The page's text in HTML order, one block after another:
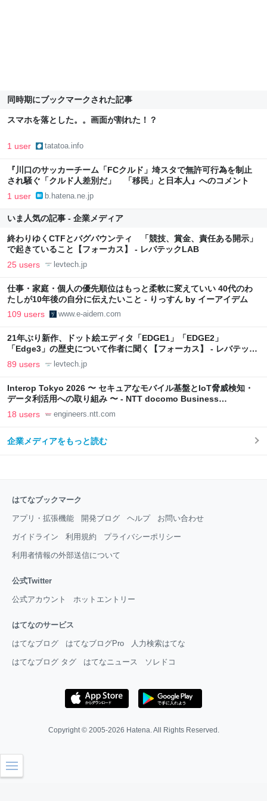
同時期にブックマークされた記事
スマホを落とした。。画面が割れた！？
1 user tatatoa.info
『川口のサッカーチーム「FCクルド」埼スタで無許可行為を制止
され騒ぐ「クルド人差別だ」 「移民」と日本人』へのコメント
1 user b.hatena.ne.jp
いま人気の記事 - 企業メディア
終わりゆくCTFとバグバウンティ 「競技、賞金、責任ある開示」
で起きていること【フォーカス】 - レバテックLAB
25 users levtech.jp
仕事・家庭・個人の優先順位はもっと柔軟に変えていい 40代のわ
たしが10年後の自分に伝えたいこと - りっすん by イーアイデム
109 users www.e-aidem.com
21年ぶり新作、ドット絵エディタ「EDGE1」「EDGE2」
「Edge3」の歴史について作者に聞く【フォーカス】 - レバテック
LAB
89 users levtech.jp
Interop Tokyo 2026 〜 セキュアなモバイル基盤とIoT脅威検知・
データ利活用への取り組み 〜 - NTT docomo Business
Engineers' Blog
18 users engineers.ntt.com
企業メディアをもっと読む
はてなブックマーク
アプリ・拡張機能 開発ブログ ヘルプ お問い合わせ
ガイドライン 利用規約 プライバシーポリシー
利用者情報の外部送信について
公式Twitter
公式アカウント ホットエントリー
はてなのサービス
はてなブログ はてなブログPro 人力検索はてな
はてなブログ タグ はてなニュース ソレドコ
Copyright © 2005-2026 Hatena. All Rights Reserved.